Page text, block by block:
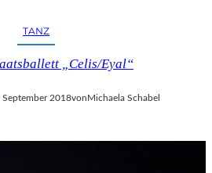
TANZ
„Celis/Eyal“
September 2018von Michaela Schabel